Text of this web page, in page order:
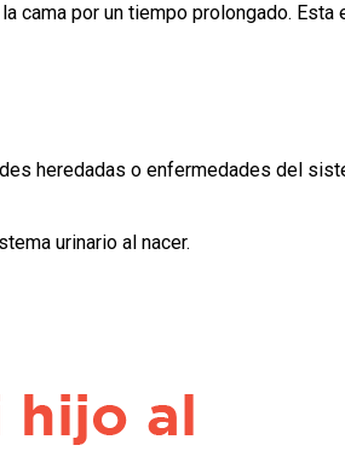
cama por un tiempo prolongado. Esta
heredadas o enfermedades del
urinario al nacer.